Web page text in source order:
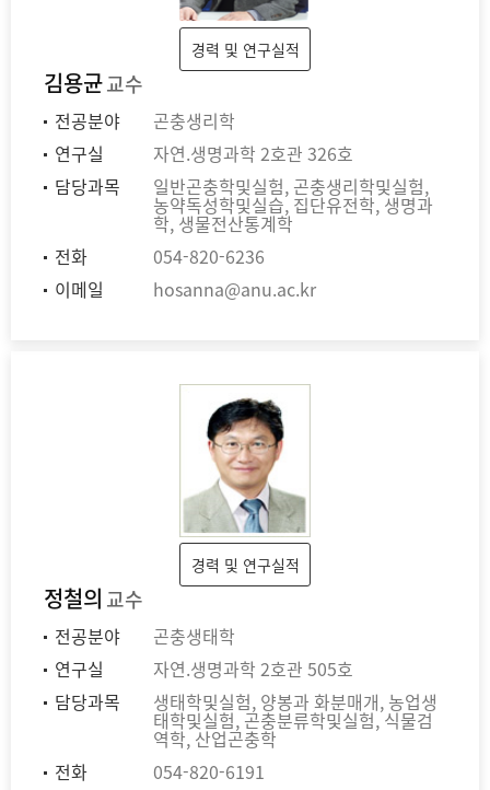
경력 및 연구실적
김용균교수
전공분야
곤충생리학
연구실
자연.생명과학 2호관 326호
담당과목
일반곤충학및실험, 곤충생리학및실험,
농약독성학및실습, 집단유전학, 생명과
학, 생물전산통계학
전화
054-820-6236
이메일
hosanna@anu.ac.kr
경력 및 연구실적
정철의 교수
전공분야
곤충생태학
연구실
자연.생명과학 2호관 505호
담당과목
생태학및실험, 양봉과 화분매개, 농업생
태학및실험, 곤충분류학및실험, 식물검
역학, 산업곤충학
전화
054-820-6191